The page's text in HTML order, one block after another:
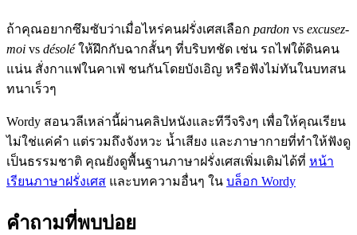
ถ้าคุณอยากซึมซับว่าเมื่อไหร่คนฝรั่งเศสเลือก pardon vs excusez-
moi vs désoléให้ฝึกกับฉากสั้นๆ ที่บริบทชัด เช่น รถไฟใต้ดินคน
แน่น สั่งกาแฟในคาเฟ่ ชนกันโดยบังเอิญ หรือฟังไม่ทันในบทสน
ทนาเร็วๆ
Wordy สอนวลีเหล่านี้ผ่านคลิปหนังและทีวีจริงๆ เพื่อให้คุณเรียน
ไม่ใช่แค่คำ แต่รวมถึงจังหวะ น้ำเสียง และภาษากายที่ทำให้ฟังดู
เป็นธรรมชาติ คุณยังดูพื้นฐานภาษาฝรั่งเศสเพิ่มเติมได้ที่ หน้า
เรียนภาษาฝรั่งเศส และบทความอื่นๆ ใน บล็อก Wordy
คำถามที่พบบ่อย